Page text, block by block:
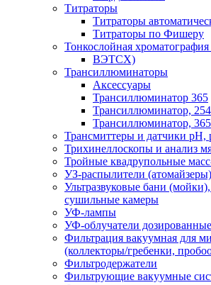
Титраторы
Титраторы
Титраторы по Фишеру
Тонкослойная
ВЭТСХ)
Трансиллюминаторы
Аксессуары
Трансиллюминатор 365
Трансиллюминатор, 254
Трансиллюминатор, 365
Трансмиттеры и датчики
Трихинеллоскопы и анализ
Тройные квадрупольные
УЗ-распылители (атомайзеры)
Ультразвуковые бани
сушильные камеры
УФ-лампы
УФ-облучатели дозированные
Фильтрация вакуумная для
(коллекторы/гребенки,
Фильтродержатели
Фильтрующие вакуумные